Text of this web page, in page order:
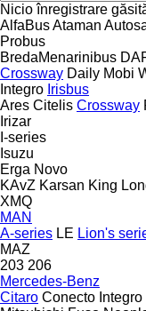
Nicio înregistrare
AlfaBusAtaman
Probus
BredaMenarinibus
Crossway Daily Mobi
Integro Irisbus
Ares Citelis Crossway
Irizar
I-series
Isuzu
Erga Novo
KAvZ Karsan King
XMQ
MAN
A-series LE Lion's
MAZ
203 206
Mercedes-Benz
Citaro Conecto Integro